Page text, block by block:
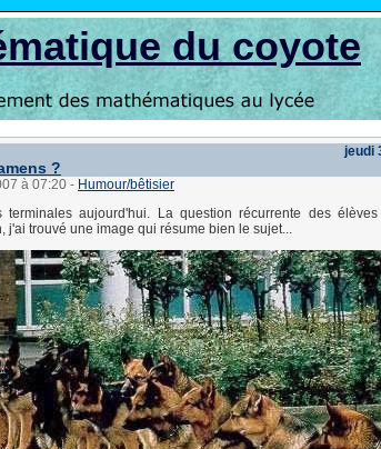
du coyote
jeudi
?
à 07:20 - Humour/bêtisier
aujourd'hui. La question récurrente des
j'ai trouvé une image qui résume bien le sujet...